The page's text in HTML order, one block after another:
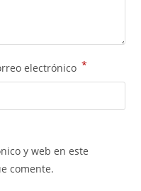
electrónico *
y web en este
comente.